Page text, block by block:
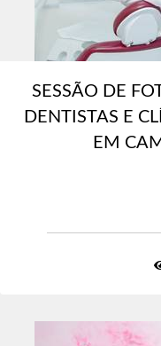
SESSÃO DE
DENTISTAS E
EM